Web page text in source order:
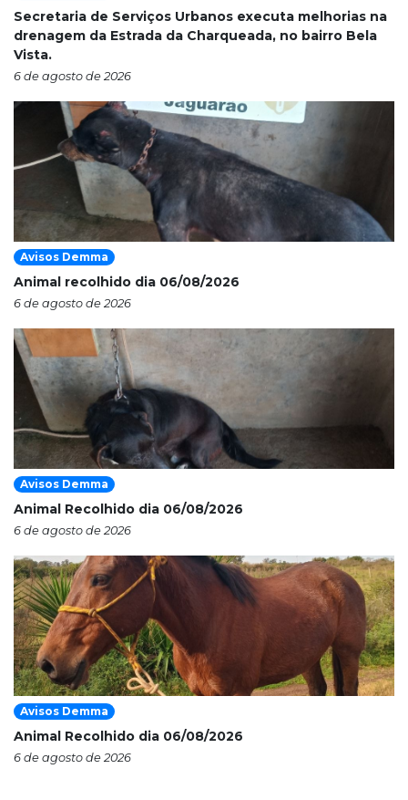
Secretaria de Serviços Urbanos executa melhorias na
drenagem da Estrada da Charqueada, no bairro Bela
Vista.
6 de agosto de 2026
Avisos Demma
Animal recolhido dia 06/08/2026
6 de agosto de 2026
Avisos Demma
Animal Recolhido dia 06/08/2026
6 de agosto de 2026
Avisos Demma
Animal Recolhido dia 06/08/2026
6 de agosto de 2026